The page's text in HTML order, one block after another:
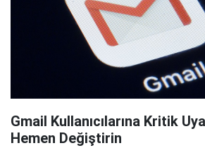
Gmail Kullanıcılarına Kritik
Hemen Değiştirin